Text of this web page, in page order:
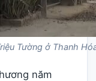
Tường ở Thanh
năm